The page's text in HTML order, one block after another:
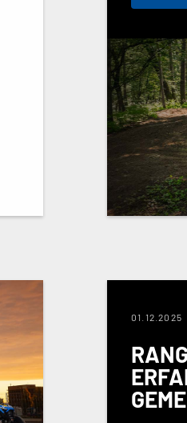
01.12.2025